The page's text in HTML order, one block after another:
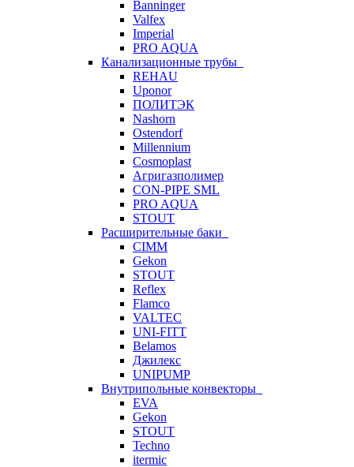
Banninger
Valfex
Imperial
PRO AQUA
Канализационные трубы
REHAU
Uponor
ПОЛИТЭК
Nashorn
Ostendorf
Millennium
Cosmoplast
Агригазполимер
CON-PIPE SML
PRO AQUA
STOUT
Расширительные баки
CIMM
Gekon
STOUT
Reflex
Flamco
VALTEC
UNI-FITT
Belamos
Джилекс
UNIPUMP
Внутрипольные конвекторы
EVA
Gekon
STOUT
Techno
itermic